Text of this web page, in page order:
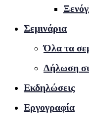
Σεμινάρια
Όλα τα
Δήλωση
Εκδηλώσεις
Εργογραφία